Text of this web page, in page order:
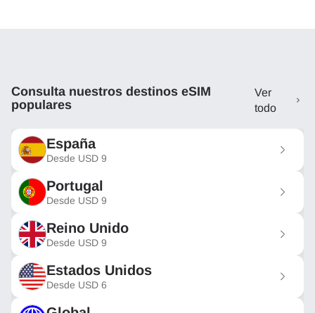
Consulta nuestros destinos eSIM
populares
Ver
todo
España
Desde USD 9
Portugal
Desde USD 9
Reino Unido
Desde USD 9
Estados Unidos
Desde USD 6